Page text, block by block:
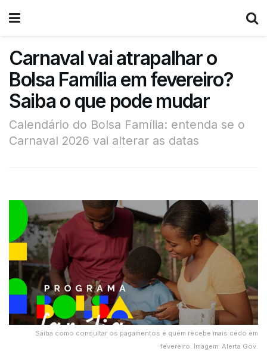
Carnaval vai atrapalhar o
Bolsa Família em fevereiro?
Saiba o que pode mudar
Calendário do Bolsa Família: entenda se o
Carnaval 2026 vai alterar as datas
Saiba como consultar os pagamentos e quem recebe mais cedo em
fevereiro. Imagem: Alerta Gov.